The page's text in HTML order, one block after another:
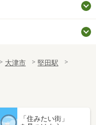
大津市
堅田駅
「住みたい街」